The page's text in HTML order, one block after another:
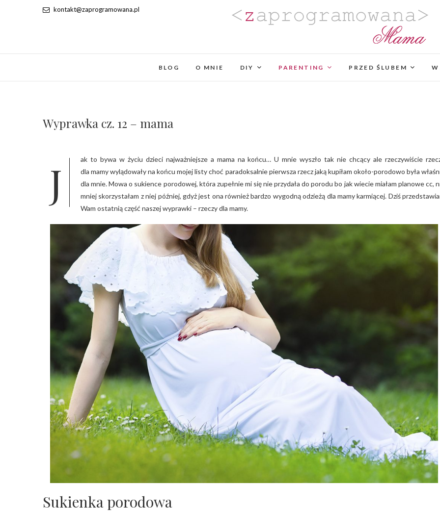
kontakt@zaprogramowana.pl
Zaprogramowana Mama
PROJEKTOWANIA
BLOG O MNIE DIY PARENTING PRZED ŚLUBEM
Wyprawka cz. 12 – mama
Jak to bywa w życiu dzieci najważniejsze a mama na końcu… U mnie wyszło tak nie chcący ale rzeczywiście rzeczy
dla mamy wylądowały na końcu mojej listy choć paradoksalnie pierwsza rzecz jaką kupiłam około-porodowo była
dla mnie. Mowa o sukience porodowej, która zupełnie mi się nie przydała do porodu bo jak wiecie miałam planowe cc,
mniej skorzystałam z niej później, gdyż jest ona również bardzo wygodną odzieżą dla mamy karmiącej. Dziś
Wam ostatnią część naszej wyprawki – rzeczy dla mamy.
Sukienka porodowa